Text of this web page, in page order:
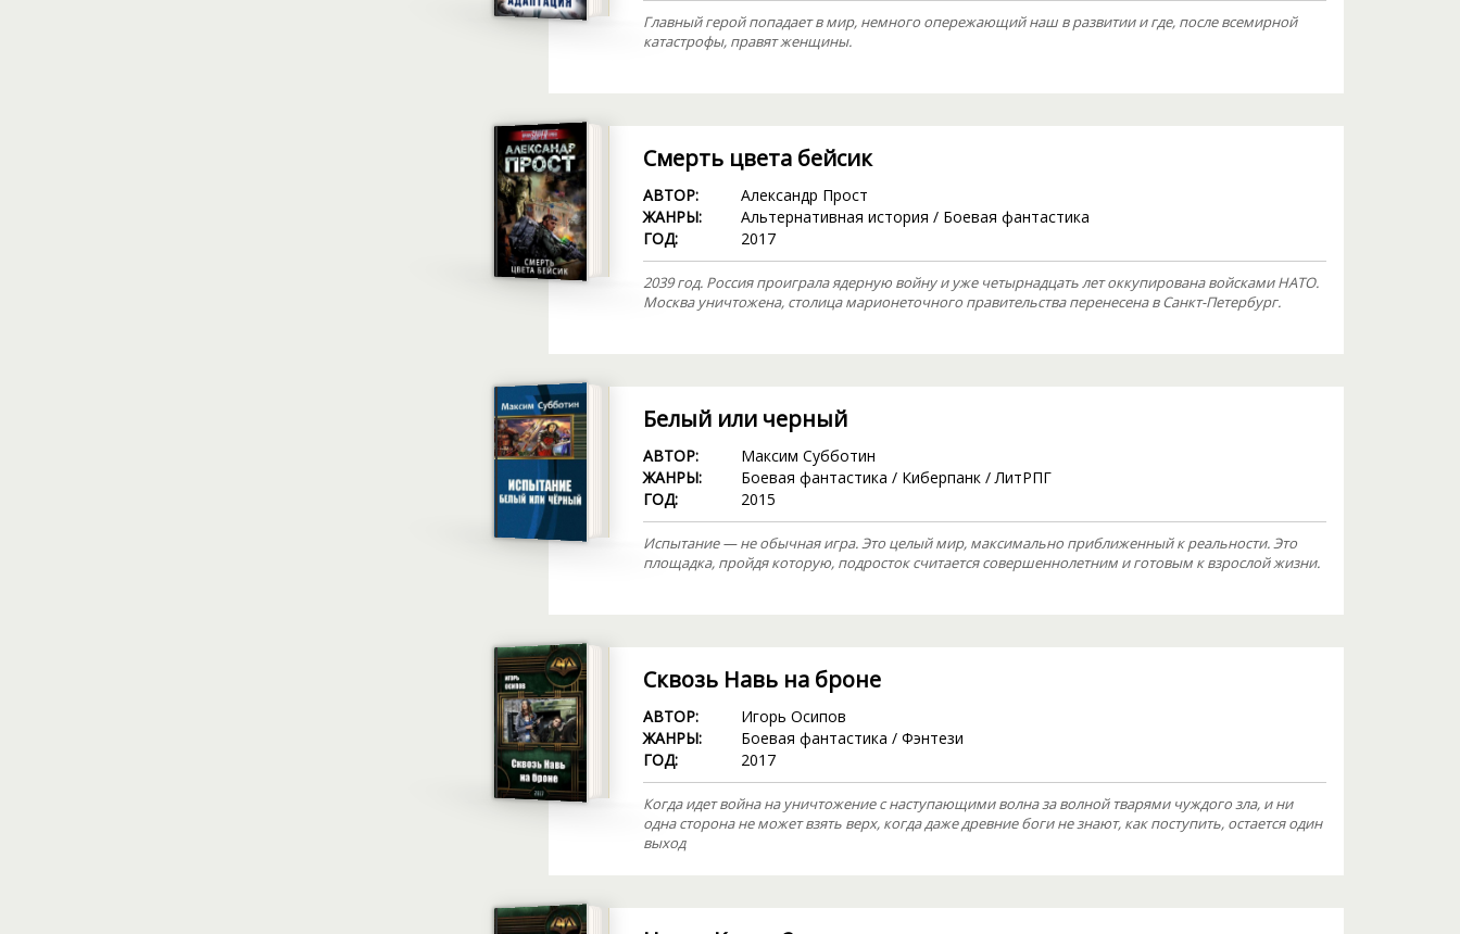
Главный герой попадает в мир, немного опережающий наш в развитии и где, после всемирной
катастрофы, правят женщины.
Смерть цвета бейсик
АВТОР:
Александр Прост
ЖАНРЫ:
Альтернативная история / Боевая фантастика
ГОД:
2017
2039 год. Россия проиграла ядерную войну и уже четырнадцать лет оккупирована войсками НАТО.
Москва уничтожена, столица марионеточного правительства перенесена в Санкт-Петербург.
Белый или черный
АВТОР:
Максим Субботин
ЖАНРЫ:
Боевая фантастика / Киберпанк/ЛитРПГ
ГОД:
2015
Испытание — не обычная игра. Это целый мир, максимально приближенный к реальности. Это
площадка, пройдя которую, подросток считается совершеннолетним и готовым к взрослой жизни.
Сквозь Навь на броне
АВТОР:
Игорь Осипов
ЖАНРЫ:
Боевая фантастика / Фэнтези
ГОД:
2017
Когда идет война на уничтожение с наступающими волна за волной тварями чуждого зла, и ни
одна сторона не может взять верх, когда даже древние боги не знают, как поступить, остается один
выход